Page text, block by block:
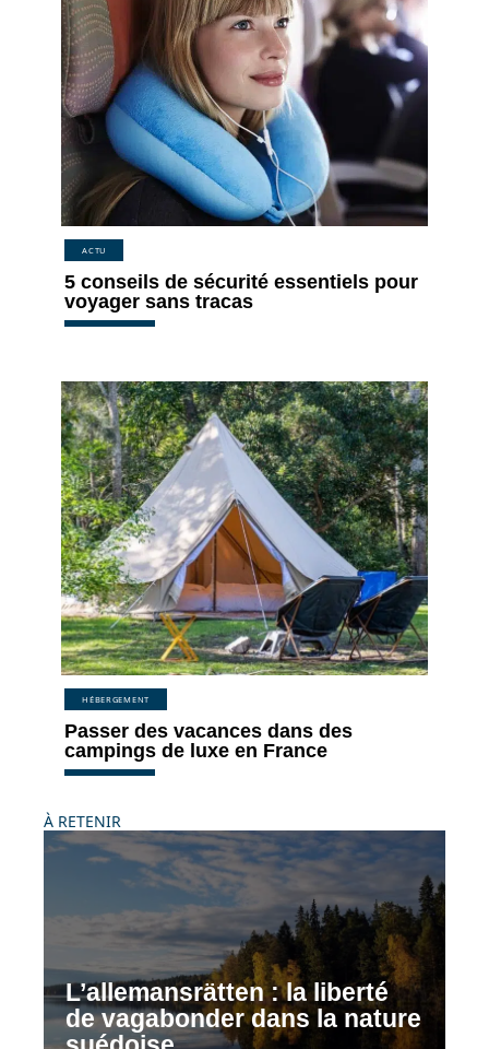
ACTU
5 conseils de sécurité essentiels pour
voyager sans tracas
HÉBERGEMENT
Passer des vacances dans des
campings de luxe en France
À RETENIR
L’allemansrätten : la liberté
de vagabonder dans la nature